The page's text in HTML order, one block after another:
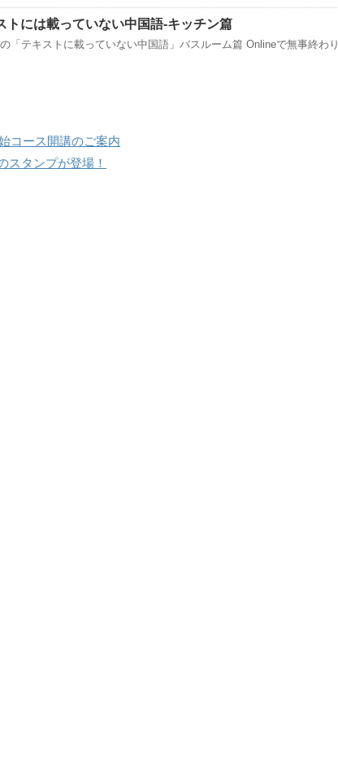
トには載っていない中国語-キッチン篇
「テキストに載っていない中国語」バスルーム篇 Onlineで無事終わり
コース開講のご案内
スタンプが登場！